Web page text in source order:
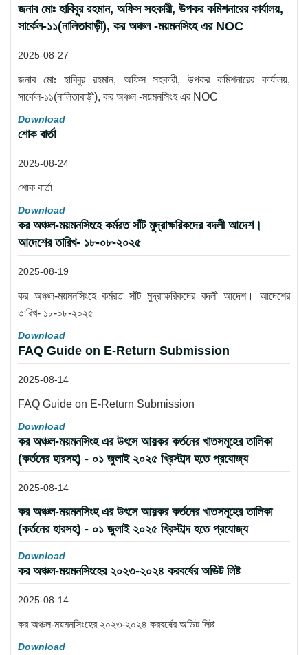
জনাব মোঃ হাবিবুর রহমান, অফিস সহকারী, উপকর কমিশনারের কার্যালয়,
সার্কেল-১১(নালিতাবাড়ী), কর অঞ্চল -ময়মনসিংহ এর NOC
2025-08-27
জনাব মোঃ হাবিবুর রহমান, অফিস সহকারী, উপকর কমিশনারের কার্যালয়,
সার্কেল-১১(নালিতাবাড়ী), কর অঞ্চল -ময়মনসিংহ এর NOC
Download
শোক বার্তা
2025-08-24
শোক বার্তা
Download
কর অঞ্চল-ময়মনসিংহে কর্মরত সাঁট মুদ্রাক্ষরিকদের বদলী আদেশ।
আদেশের তারিখ- ১৮-০৮-২০২৫
2025-08-19
কর অঞ্চল-ময়মনসিংহে কর্মরত সাঁট মুদ্রাক্ষরিকদের বদলী আদেশ। আদেশের
তারিখ- ১৮-০৮-২০২৫
Download
FAQ Guide on E-Return Submission
2025-08-14
FAQ Guide on E-Return Submission
Download
কর অঞ্চল-ময়মনসিংহ এর উৎসে আয়কর কর্তনের খাতসমূহের তালিকা
(কর্তনের হারসহ) - ০১ জুলাই ২০২৫ খ্রিস্টাব্দ হতে প্রযোজ্য
2025-08-14
কর অঞ্চল-ময়মনসিংহ এর উৎসে আয়কর কর্তনের খাতসমূহের তালিকা
(কর্তনের হারসহ) - ০১ জুলাই ২০২৫ খ্রিস্টাব্দ হতে প্রযোজ্য
Download
কর অঞ্চল-ময়মনসিংহের ২০২৩-২০২৪ করবর্ষের অডিট লিষ্ট
2025-08-14
কর অঞ্চল-ময়মনসিংহের ২০২৩-২০২৪ করবর্ষের অডিট লিষ্ট
Download